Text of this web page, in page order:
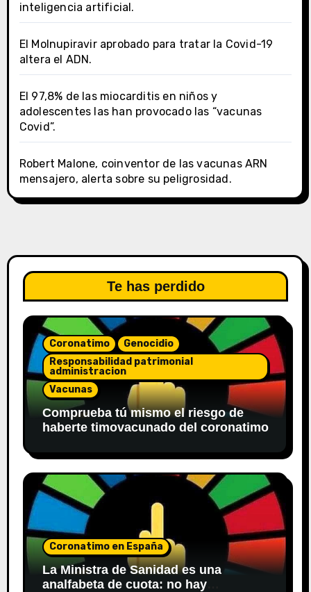
inteligencia artificial.
El Molnupiravir aprobado para tratar la Covid-19
altera el ADN.
El 97,8% de las miocarditis en niños y
adolescentes las han provocado las “vacunas
Covid”.
Robert Malone, coinventor de las vacunas ARN
mensajero, alerta sobre su peligrosidad.
Te has perdido
Coronatimo
Genocidio
Responsabilidad patrimonial
administracion
Vacunas
Comprueba tú mismo el riesgo de
haberte timovacunado del coronatimo
Coronatimo en España
La Ministra de Sanidad es una
analfabeta de cuota: no hay